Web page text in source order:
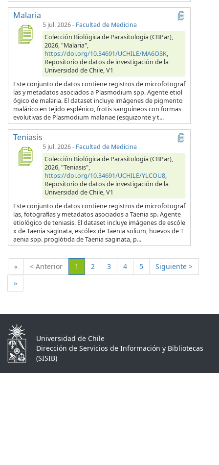
Malaria
5 jul. 2026- Facultad de Medicina
Colección Biológica de Parasitología (CBPar),
2026, "Malaria",
https://doi.org/10.34691/UCHILE/MA6O3K,
Repositorio de datos de investigación de la
Universidad de Chile, V1
Este conjunto de datos contiene registros de microfotograf
ías y metadatos asociados a Plasmodium spp. Agente etiol
ógico de malaria. El dataset incluye imágenes de pigmento
malárico en tejido esplénico, frotis sanguíneos con formas
evolutivas de Plasmodium malariae (esquizonte y t...
Teniasis
5 jul. 2026- Facultad de Medicina
Colección Biológica de Parasitología (CBPar),
2026, "Teniasis",
https://doi.org/10.34691/UCHILE/YLCOU8,
Repositorio de datos de investigación de la
Universidad de Chile, V1
Este conjunto de datos contiene registros de microfotograf
ías, fotografías y metadatos asociados a Taenia sp. Agente
etiológico de teniasis. El dataset incluye imágenes de escóle
x de Taenia saginata, escólex de Taenia solium, huevos de T
aenia spp. proglótida de Taenia saginata, p...
« < Anterior 1 (Actual)
2 3 4 5
Siguiente >
»
Universidad de Chile
Dirección de Servicios de Información y Bibliotecas
(SISIB)